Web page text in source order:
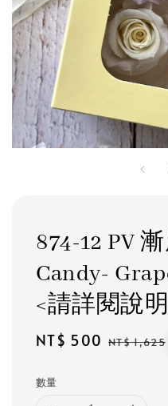
874-12 PV
Candy-
<請詳閱說
Sale
NT$ 500 Regular
NT$ 1,625
數量